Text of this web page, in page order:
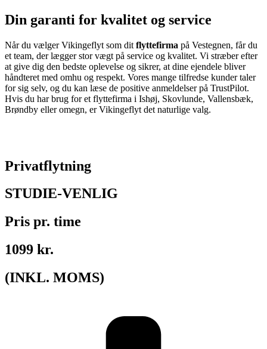
Din garanti for kvalitet og service
Når du vælger Vikingeflyt som dit flyttefirma på Vestegnen, får du
et team, der lægger stor vægt på service og kvalitet. Vi stræber efter
at give dig den bedste oplevelse og sikrer, at dine ejendele bliver
håndteret med omhu og respekt. Vores mange tilfredse kunder taler
for sig selv, og du kan læse de positive anmeldelser på TrustPilot.
Hvis du har brug for et flyttefirma i Ishøj, Skovlunde, Vallensbæk,
Brøndby eller omegn, er Vikingeflyt det naturlige valg.
Privatflytning
STUDIE-VENLIG
Pris pr. time
1099 kr.
(INKL. MOMS)